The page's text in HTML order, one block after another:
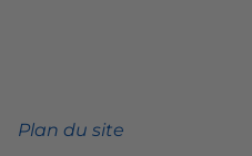
Plan du site